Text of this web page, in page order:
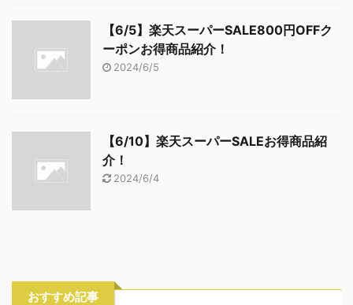
【6/5】楽天スーパーSALE800円OFFク
ーポンお得商品紹介！
2024/6/5
【6/10】楽天スーパーSALEお得商品紹
介！
2024/6/4
おすすめ記事